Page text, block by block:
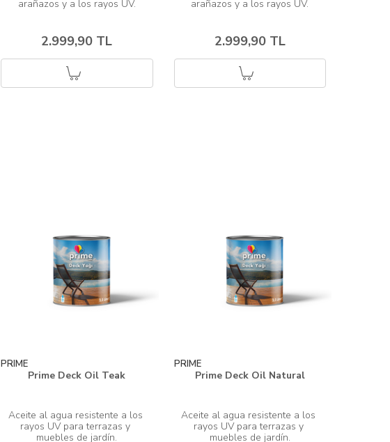
2.999,90 TL 2.999,90 TL
PRIME
Prime Deck Oil Teak
Aceite al agua resistente a los
rayos UV para terrazas y
PRIME
Prime Deck Oil Natural
Aceite al agua resistente a los
rayos UV para terrazas y